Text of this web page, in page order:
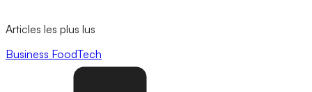
Articles les plus lus
Business FoodTech